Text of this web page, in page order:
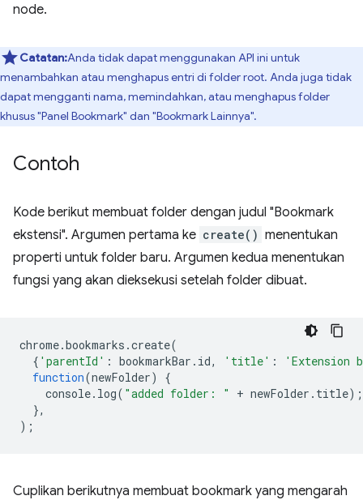
node.
Catatan:Anda tidak dapat menggunakan API ini untuk
menambahkan atau menghapus entri di folder root. Anda juga tidak
dapat mengganti nama, memindahkan, atau menghapus folder
khusus "Panel Bookmark" dan "Bookmark Lainnya".
Contoh
Kode berikut membuat folder dengan judul "Bookmark
ekstensi". Argumen pertama ke create() menentukan
properti untuk folder baru. Argumen kedua menentukan
fungsi yang akan dieksekusi setelah folder dibuat.
chrome.bookmarks .create(
{ 'parentId' : bookmarkBar . id, 'title' :
'Extension
function(newFolder)
{
console. log( "added folder: " + newFolder . title);
},
);
Cuplikan berikutnya membuat bookmark yang mengarah